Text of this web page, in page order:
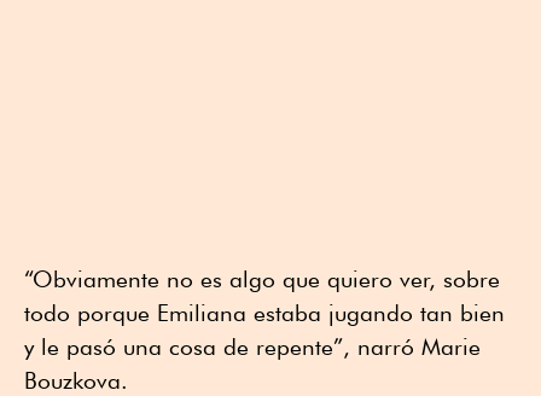
“Obviamente no es algo que quiero ver, sobre
todo porque Emiliana estaba jugando tan bien
y le pasó una cosa de repente”, narró Marie
Bouzkova.